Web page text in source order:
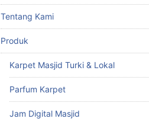
Tentang Kami
Produk
Karpet Masjid Turki & Lokal
Parfum Karpet
Jam Digital Masjid